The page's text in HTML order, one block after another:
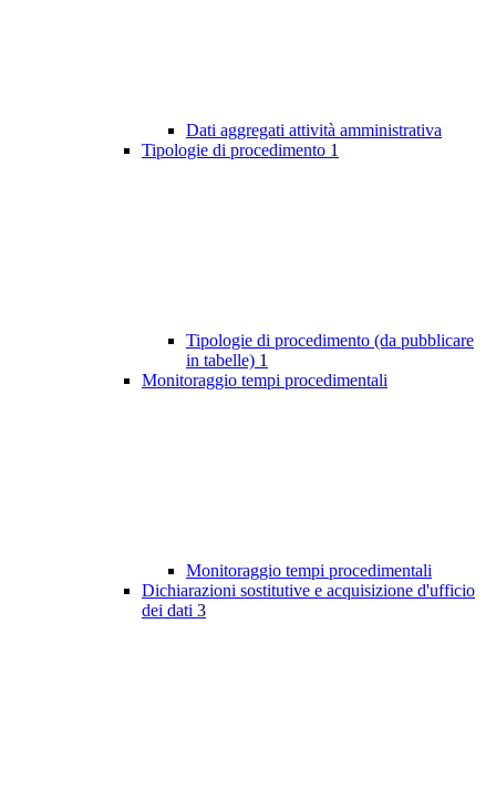
Dati aggregati attività amministrativa
Tipologie di procedimento 1
Tipologie di procedimento (da pubblicare
in tabelle) 1
Monitoraggio tempi procedimentali
Monitoraggio tempi procedimentali
Dichiarazioni sostitutive e acquisizione d'ufficio
dei dati 3